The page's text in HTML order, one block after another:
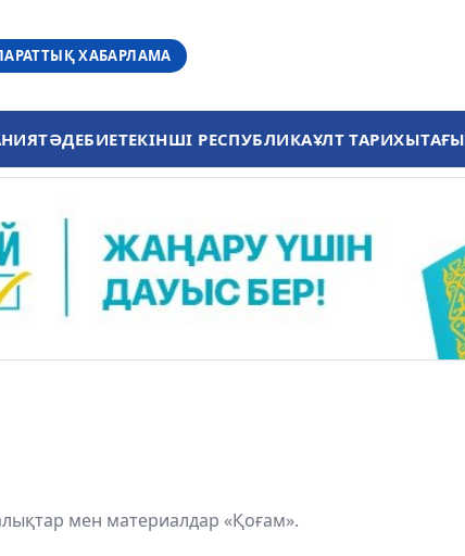
ХАБАРЛАМА
ӘДЕБИЕТЕКІНШІ РЕСПУБЛИКАҰЛТ ТАРИХЫТАҒЫ
мен материалдар «Қоғам».